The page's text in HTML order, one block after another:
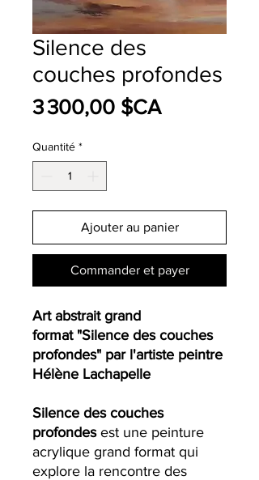
Silence des
couches profondes
3 300,00 $CAPrix
Quantité *
Ajouter au panier
Commander et payer
Art abstrait grand
format "Silence des couches
profondes" par l'artiste peintre
Hélène Lachapelle
Silence des couches
profondesest une peinture
acrylique grand format qui
explore la rencontre des